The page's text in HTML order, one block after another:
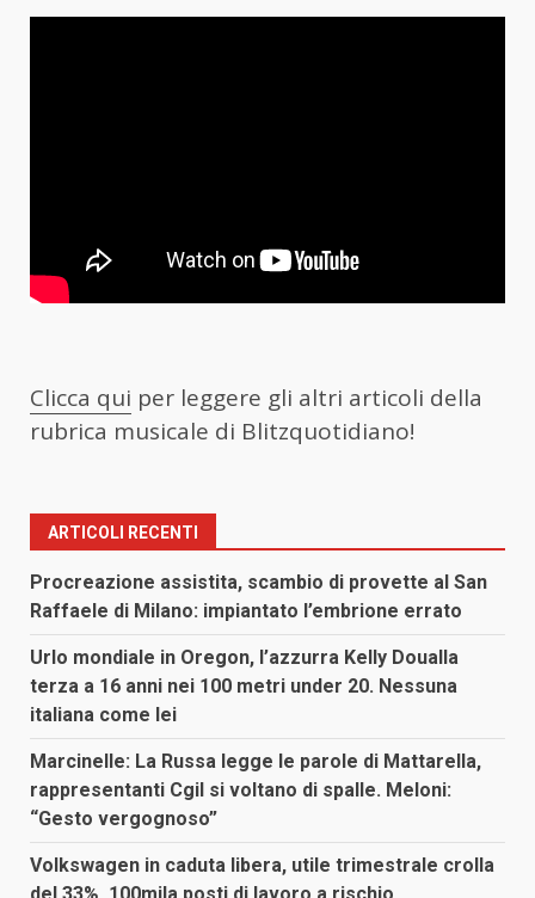
Clicca qui per leggere gli altri articoli della
rubrica musicale di Blitzquotidiano!
ARTICOLI RECENTI
Procreazione assistita, scambio di provette al San
Raffaele di Milano: impiantato l’embrione errato
Urlo mondiale in Oregon, l’azzurra Kelly Doualla
terza a 16 anni nei 100 metri under 20. Nessuna
italiana come lei
Marcinelle: La Russa legge le parole di Mattarella,
rappresentanti Cgil si voltano di spalle. Meloni:
“Gesto vergognoso”
Volkswagen in caduta libera, utile trimestrale crolla